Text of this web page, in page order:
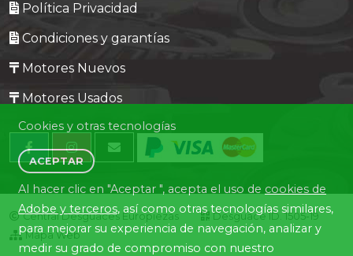
Política Privacidad
Condiciones y garantías
Motores Nuevos
Motores Usados
Central Desguaces Europiezas
Desguace ID. 1505-19
Mapa Web
Cookies y otras tecnologías
ACEPTAR
Al hacer clic en "Aceptar ", acepta el uso de cookies de
Adobe y terceros, así como otras tecnologías similares,
para mejorar su experiencia de navegación, analizar y
medir su grado de compromiso con nuestro